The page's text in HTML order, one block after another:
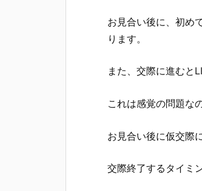
お見合い後に、初め
ります。
また、交際に進むと
これは感覚の問題な
お見合い後に仮交際
交際終了するタイミ